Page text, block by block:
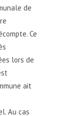
de
Ce
lors de
ait
Au cas